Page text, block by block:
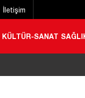
İletişim
KÜLTÜR-SANAT